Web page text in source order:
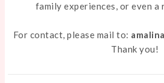
family experiences, or even a
For contact, please mail to:
Thank you!